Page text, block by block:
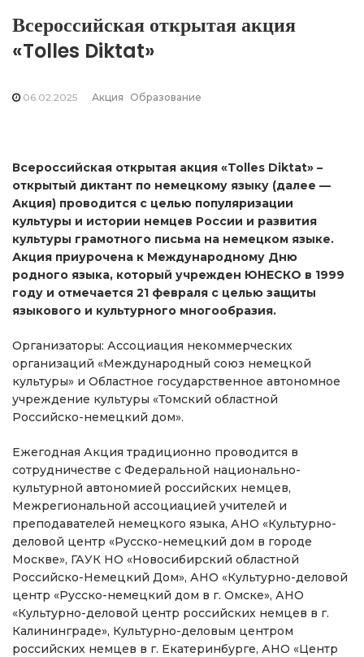
Всероссийская открытая акция
«Tolles Diktat»
06.02.2025 Акция Образование
Всероссийская открытая акция «Tolles Diktat» –
открытый диктант по немецкому языку (далее —
Акция) проводится с целью популяризации
культуры и истории немцев России и развития
культуры грамотного письма на немецком языке.
Акция приурочена к Международному Дню
родного языка, который учрежден ЮНЕСКО в 1999
году и отмечается 21 февраля с целью защиты
языкового и культурного многообразия.
Организаторы: Ассоциация некоммерческих
организаций «Международный союз немецкой
культуры» и Областное государственное автономное
учреждение культуры «Томский областной
Российско-немецкий дом».
Ежегодная Акция традиционно проводится в
сотрудничестве с Федеральной национально-
культурной автономией российских немцев,
Межрегиональной ассоциацией учителей и
преподавателей немецкого языка, АНО «Культурно-
деловой центр «Русско-немецкий дом в городе
Москве», ГАУК НО «Новосибирский областной
Российско-Немецкий Дом», АНО «Культурно-деловой
центр «Русско-немецкий дом в г. Омске», АНО
«Культурно-деловой центр российских немцев в г.
Калининграде», Культурно-деловым центром
российских немцев в г. Екатеринбурге, АНО «Центр